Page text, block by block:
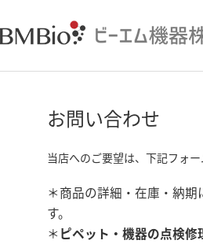
お問い合わせ
当店へのご要望は、下記フォ
＊商品の詳細・在庫・納
す。
＊ ピペット・機器の点検